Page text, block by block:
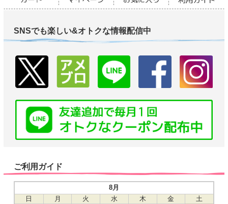
SNSでも楽しい&オトクな情報配信中
ご利用ガイド
8月
日
月 火 水 木 金
土